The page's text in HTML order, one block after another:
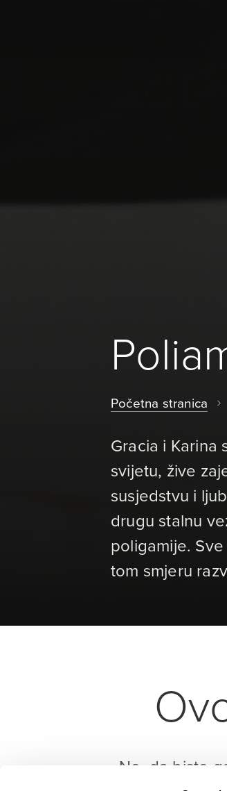
Početna stranica
Gracia i Karina
svijetu, žive
susjedstvu i
drugu stalnu
poligamije.
tom smjeru
No, da biste